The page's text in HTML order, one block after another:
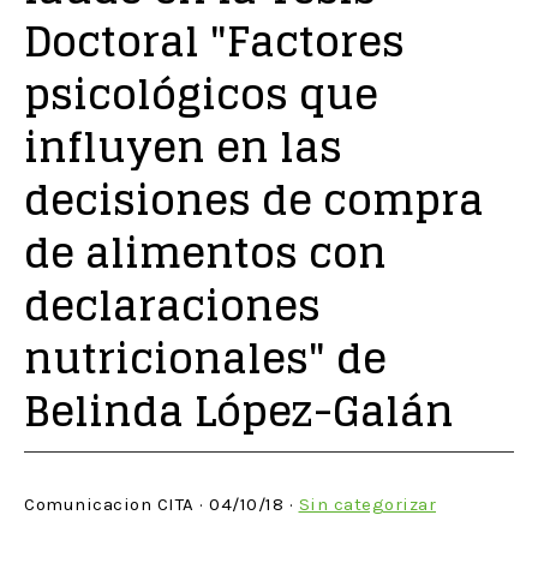
Doctoral "Factores
psicológicos que
influyen en las
decisiones de compra
de alimentos con
declaraciones
nutricionales" de
Belinda López-Galán
Comunicacion CITA · 04/10/18 · Sin categorizar